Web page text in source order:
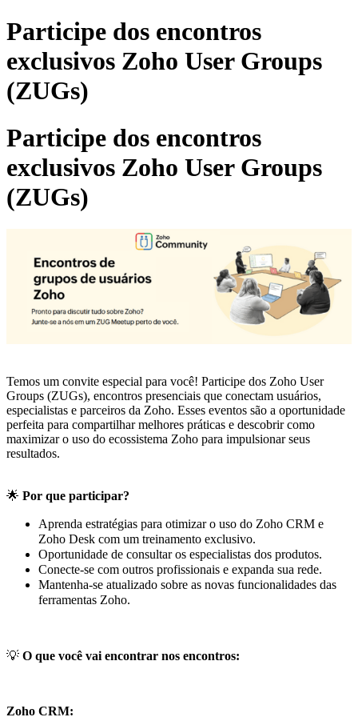
Participe dos encontros
exclusivos Zoho User Groups
(ZUGs)
Participe dos encontros
exclusivos Zoho User Groups
(ZUGs)
Temos um convite especial para você! Participe dos Zoho User
Groups (ZUGs), encontros presenciais que conectam usuários,
especialistas e parceiros da Zoho. Esses eventos são a oportunidade
perfeita para compartilhar melhores práticas e descobrir como
maximizar o uso do ecossistema Zoho para impulsionar seus
resultados.
🌟 Por que participar?
Aprenda estratégias para otimizar o uso do Zoho CRM e
Zoho Desk com um treinamento exclusivo.
Oportunidade de consultar os especialistas dos produtos.
Conecte-se com outros profissionais e expanda sua rede.
Mantenha-se atualizado sobre as novas funcionalidades das
ferramentas Zoho.
💡 O que você vai encontrar nos encontros:
Zoho CRM: